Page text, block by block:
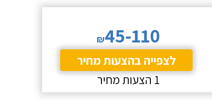
₪45-110
לצפייה בהצעות מחיר
1 הצעות מחיר